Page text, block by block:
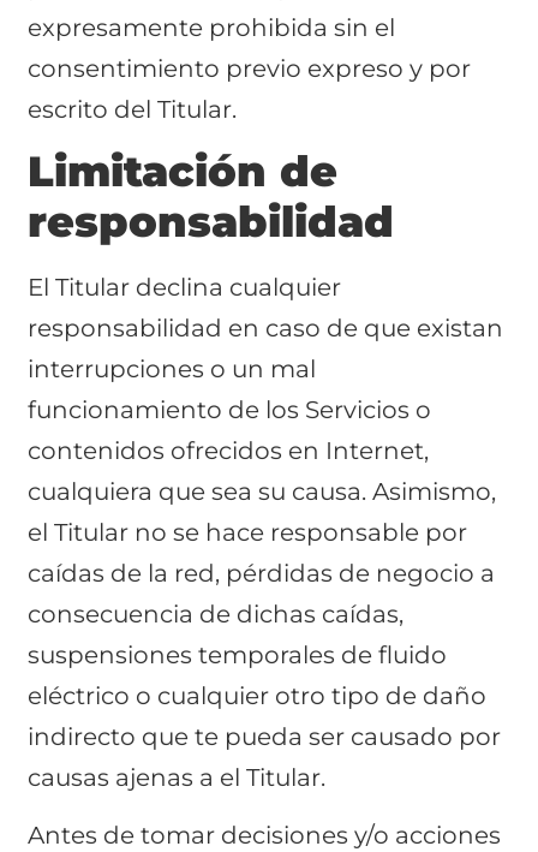
expresamente prohibida sin el
consentimiento previo expreso y por
escrito del Titular.
Limitación de
responsabilidad
El Titular declina cualquier
responsabilidad en caso de que existan
interrupciones o un mal
funcionamiento de los Servicios o
contenidos ofrecidos en Internet,
cualquiera que sea su causa. Asimismo,
el Titular no se hace responsable por
caídas de la red, pérdidas de negocio a
consecuencia de dichas caídas,
suspensiones temporales de fluido
eléctrico o cualquier otro tipo de daño
indirecto que te pueda ser causado por
causas ajenas a el Titular.
Antes de tomar decisiones y/o acciones